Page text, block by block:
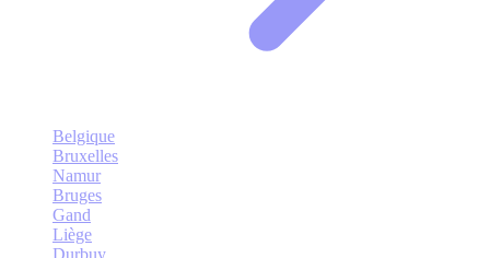
Belgique
Bruxelles
Namur
Bruges
Gand
Liège
Durbuy